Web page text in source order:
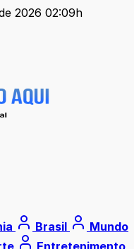
2026 02:09h
Brasil
Mundo